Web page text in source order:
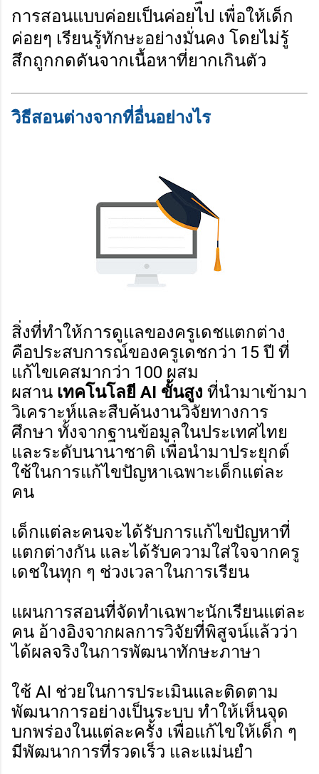
การสอนแบบค่อยเป็นค่อยไป เพื่อให้เด็ก
ค่อยๆ เรียนรู้ทักษะอย่างมั่นคง โดยไม่รู้
สึกถูกกดดันจากเนื้อหาที่ยากเกินตัว
วิธีสอนต่างจากที่อื่นอย่างไร
สิ่งที่ทำให้การดูแลของครูเดชแตกต่าง
คือประสบการณ์ของครูเดชกว่า 15 ปี ที่
แก้ไขเคสมากว่า 100 ผสม
ผสาน เทคโนโลยี AI ขั้นสูง ที่นำมาเข้ามา
วิเคราะห์และสืบค้นงานวิจัยทางการ
ศึกษา ทั้งจากฐานข้อมูลในประเทศไทย
และระดับนานาชาติ เพื่อนำมาประยุกต์
ใช้ในการแก้ไขปัญหาเฉพาะเด็กแต่ละ
คน
เด็กแต่ละคนจะได้รับการแก้ไขปัญหาที่
แตกต่างกัน และได้รับความใส่ใจจากครู
เดชในทุก ๆ ช่วงเวลาในการเรียน
แผนการสอนที่จัดทำเฉพาะนักเรียนแต่ละ
คน อ้างอิงจากผลการวิจัยที่พิสูจน์แล้วว่า
ได้ผลจริงในการพัฒนาทักษะภาษา
ใช้ AI ช่วยในการประเมินและติดตาม
พัฒนาการอย่างเป็นระบบ ทำให้เห็นจุด
บกพร่องในแต่ละครั้ง เพื่อแก้ไขให้เด็ก ๆ
มีพัฒนาการที่รวดเร็ว และแม่นยำ